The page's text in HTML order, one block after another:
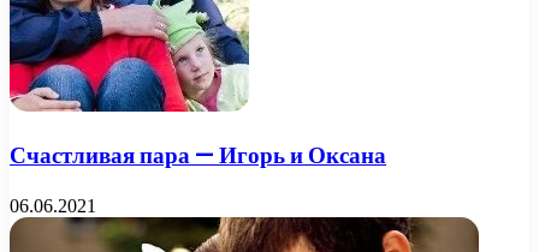
Счастливая пара — Игорь и Оксана
06.06.2021